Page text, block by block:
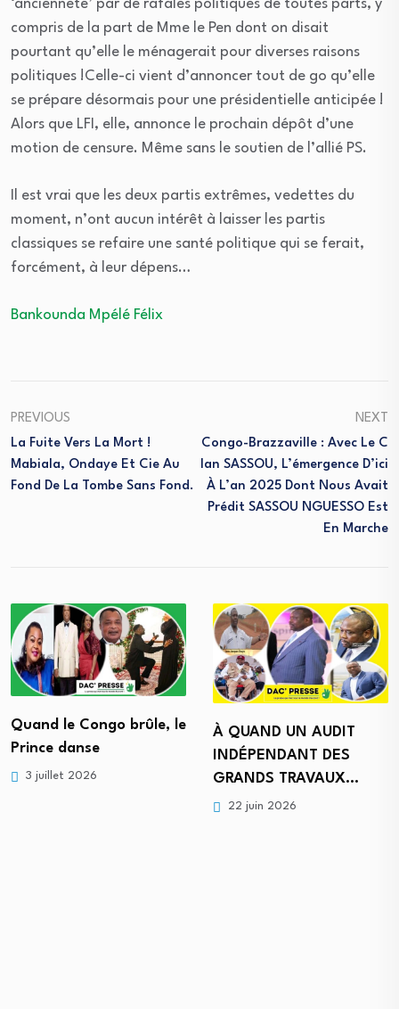
‘ancienneté’ par de rafales politiques de toutes parts, y
compris de la part de Mme le Pen dont on disait
pourtant qu’elle le ménagerait pour diverses raisons
politiques !Celle-ci vient d’annoncer tout de go qu’elle
se prépare désormais pour une présidentielle anticipée !
Alors que LFI, elle, annonce le prochain dépôt d’une
motion de censure. Même sans le soutien de l’allié PS.
Il est vrai que les deux partis extrêmes, vedettes du
moment, n’ont aucun intérêt à laisser les partis
classiques se refaire une santé politique qui se ferait,
forcément, à leur dépens…
Bankounda Mpélé Félix
PREVIOUS
La Fuite Vers La Mort !
Mabiala, Ondaye Et Cie Au
Fond De La Tombe Sans Fond.
NEXT
Congo-Brazzaville : Avec Le C
Lan SASSOU, L’émergence D’ici
À L’an 2025 Dont Nous Avait
Prédit SASSOU NGUESSO Est
En Marche
À QUAND UN AUDIT
INDÉPENDANT DES
GRANDS TRAVAUX…
10 ans après les accords
de Paris :…
22 juin 2026